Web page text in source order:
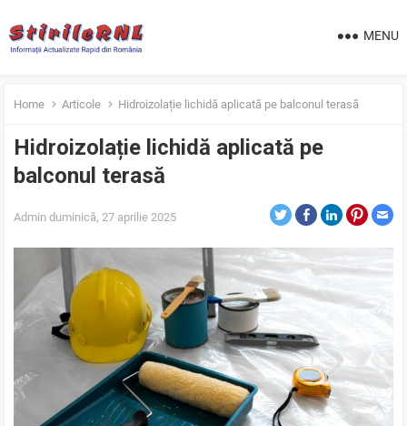
MENU
Home Articole Hidroizolație lichidă aplicată pe balconul terasă
Hidroizolație lichidă aplicată pe
balconul terasă
Admin duminică, 27 aprilie 2025